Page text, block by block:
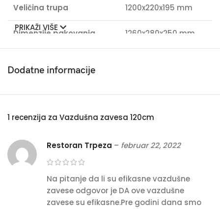
Veličina trupa 1200x220x195 mm
Dimenzije pakovanja 1260x280x250 mm
PRIKAŽI VIŠE
Dodatne informacije
1 recenzija za Vazdušna zavesa 120cm
Restoran Trpeza – februar 22, 2022
Na pitanje da li su efikasne vazdušne
zavese odgovor je DA ove vazdušne
zavese su efikasne.Pre godini dana smo